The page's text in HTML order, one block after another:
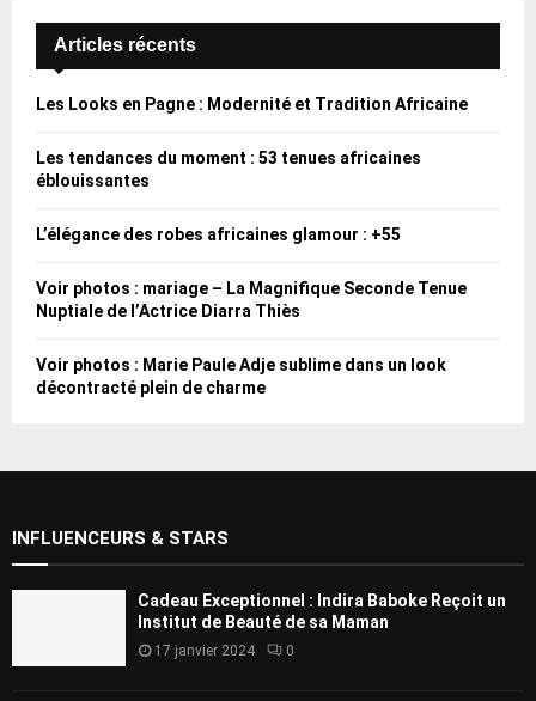
Articles récents
Les Looks en Pagne : Modernité et Tradition Africaine
Les tendances du moment : 53 tenues africaines
éblouissantes
L’élégance des robes africaines glamour : +55
Voir photos : mariage – La Magnifique Seconde Tenue
Nuptiale de l’Actrice Diarra Thiès
Voir photos : Marie Paule Adje sublime dans un look
décontracté plein de charme
INFLUENCEURS & STARS
Cadeau Exceptionnel : Indira Baboke Reçoit un
Institut de Beauté de sa Maman
17 janvier 2024 0